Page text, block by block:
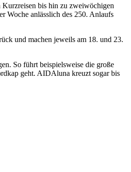
bis hin zu zweiwöchigen
Woche anlässlich des 250. Anlaufs
und machen jeweils am 18. und 23.
So führt beispielsweise die große
geht. AIDAluna kreuzt sogar bis